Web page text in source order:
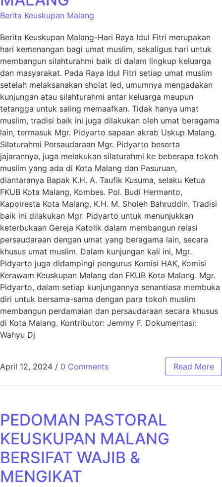
Berita Keuskupan Malang
Berita Keuskupan Malang-Hari Raya Idul Fitri merupakan
hari kemenangan bagi umat muslim, sekaligus hari untuk
membangun silahturahmi baik di dalam lingkup keluarga
dan masyarakat. Pada Raya Idul Fitri setiap umat muslim
setelah melaksanakan sholat Ied, umumnya mengadakan
kunjungan atau silahturahmi antar keluarga maupun
tetangga untuk saling memaafkan. Tidak hanya umat
muslim, tradisi baik ini juga dilakukan oleh umat beragama
lain, termasuk Mgr. Pidyarto sapaan akrab Uskup Malang.
Silaturahmi Persaudaraan Mgr. Pidyarto beserta
jajarannya, juga melakukan silaturahmi ke beberapa tokoh
muslim yang ada di Kota Malang dan Pasuruan,
diantaranya Bapak K.H. A. Taufik Kusuma, selaku Ketua
FKUB Kota Malang, Kombes. Pol. Budi Hermanto,
Kapolresta Kota Malang, K.H. M. Sholeh Bahruddin. Tradisi
baik ini dilakukan Mgr. Pidyarto untuk menunjukkan
keterbukaan Gereja Katolik dalam membangun relasi
persaudaraan dengan umat yang beragama lain, secara
khusus umat muslim. Dalam kunjungan kali ini, Mgr.
Pidyarto juga didampingi pengurus Komisi HAK, Komisi
Kerawam Keuskupan Malang dan FKUB Kota Malang. Mgr.
Pidyarto, dalam setiap kunjungannya senantiasa membuka
diri untuk bersama-sama dengan para tokoh muslim
membangun perdamaian dan persaudaraan secara khusus
di Kota Malang. Kontributor: Jemmy F. Dokumentasi:
Wahyu Dj
April 12, 2024 / 0 Comments Read More
PEDOMAN PASTORAL
KEUSKUPAN MALANG
BERSIFAT WAJIB &
MENGIKAT